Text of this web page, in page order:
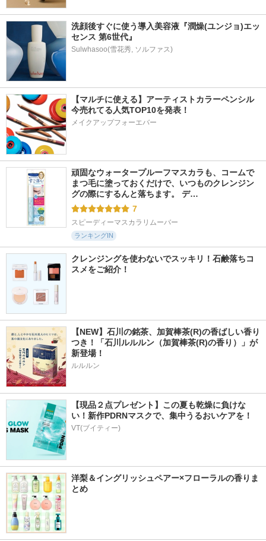
洗顔後すぐに使う導入美容液『潤燥(ユンジョ)エッ
センス 第6世代』
【マルチに使える】アーティストカラーペンシル
今売れてる人気TOP10を発表！
メイクアップフォーエバー
頑固なウォータープルーフマスカラも、コームで
まつ毛に塗っておくだけで、いつものクレンジン
グの際にするんと落ちます。 デ…
7
スピーディーマスカラリムーバー
ランキングIN
クレンジングを使わないでスッキリ！石鹸落ちコ
スメをご紹介！
【NEW】石川の銘茶、加賀棒茶(R)の香ばしい香り
つき！「石川ルルルン（加賀棒茶(R)の香り）」が
新登場！
ルルルン
【現品２点プレゼント】この夏も乾燥に負けな
い！新作PDRNマスクで、集中うるおいケアを！
VT(ブイティー)
洋梨＆イングリッシュペアー×フローラルの香りま
とめ